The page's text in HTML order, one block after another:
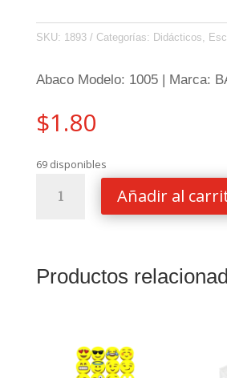
SKU: 1893 Categorías: Didácticos
Abaco Modelo: 1005 | Marca:
$1.80
69 disponibles
BACO
Añadir al
Productos